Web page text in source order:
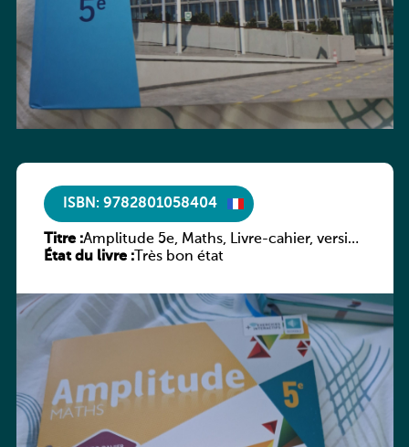
ISBN: 9782801058404
Titre :Amplitude 5e, Maths, Livre-cahier, version
luxembourgeoise
État du livre :Très bon état